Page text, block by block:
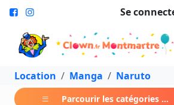
Se
Location Manga Naruto
Parcourir les catégories ...